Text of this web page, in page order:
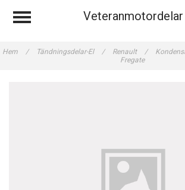
Veteranmotordelar
Hem / Tändningsdelar-El / Renault /
Fregate